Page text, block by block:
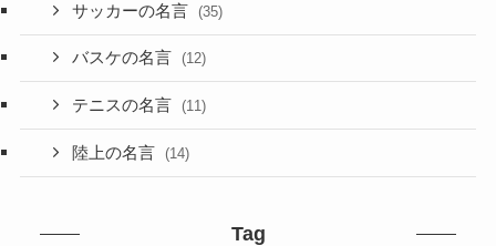
サッカーの名言 (35)
バスケの名言 (12)
テニスの名言 (11)
陸上の名言 (14)
Tag